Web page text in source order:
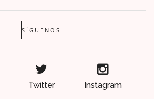
SÍGUENOS
Twitter Instagram